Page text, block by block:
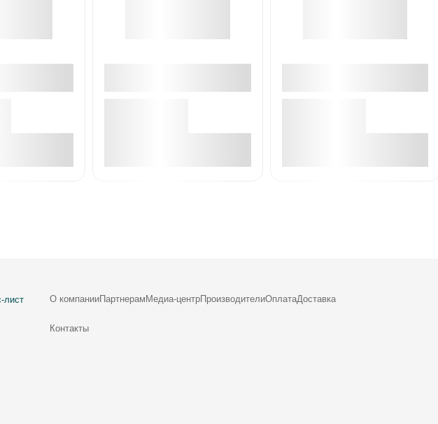
лист О компанииПартнерам Медиа-центрПроизводителиОплатаДоставка
Контакты